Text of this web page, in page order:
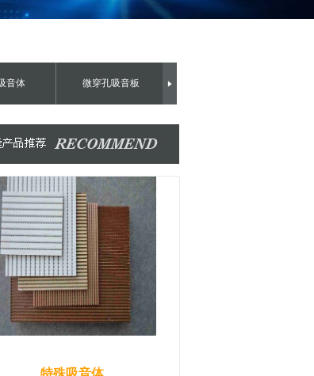
音体 微穿孔吸音板
特殊吸音体